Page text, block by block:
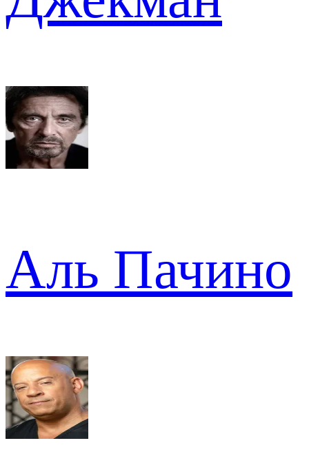
Аль Пачино